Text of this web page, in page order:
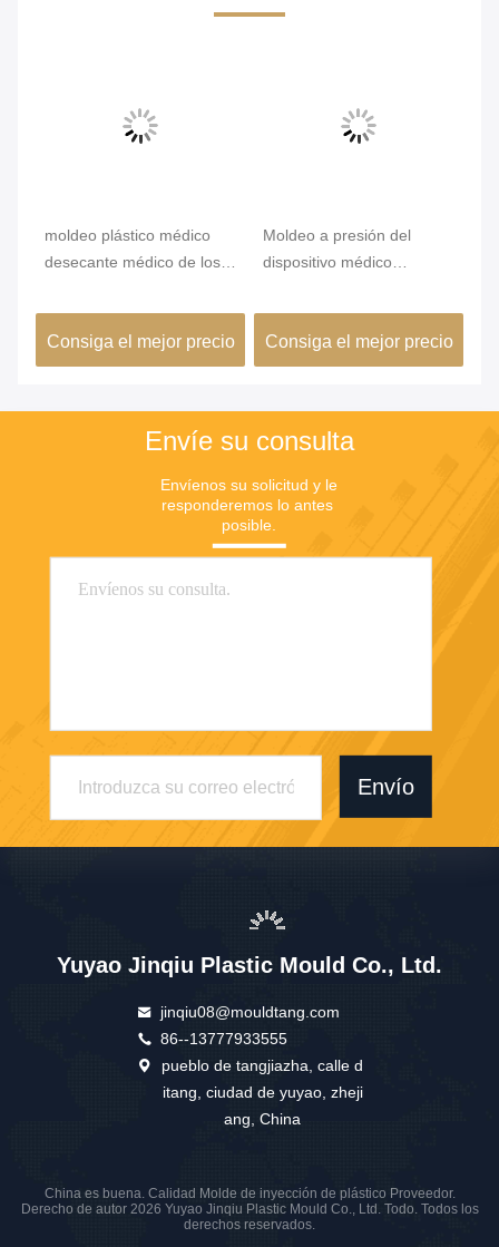
moldeo plástico médico
desecante médico de los
inyección de 32m m
Consiga el mejor precio
Moldeo a presión del
dispositivo médico
casquillo anti redondo de
la prueba del PE
Consiga el mejor precio
Envíe su consulta
Envíenos su solicitud y le
responderemos lo antes
posible.
Envío
Yuyao Jinqiu Plastic Mould Co., Ltd.
jinqiu08@mouldtang.com
86--13777933555
pueblo de tangjiazha, calle d
itang, ciudad de yuyao, zheji
ang, China
China es buena. Calidad Molde de inyección de plástico Proveedor.
Derecho de autor 2026 Yuyao Jinqiu Plastic Mould Co., Ltd. Todo. Todos los
derechos reservados.